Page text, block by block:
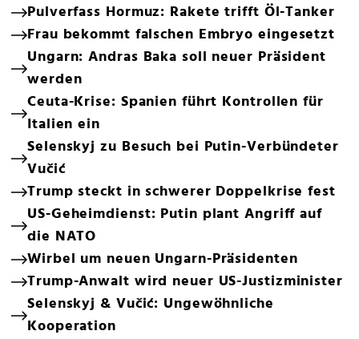
Pulverfass Hormuz: Rakete trifft Öl-Tanker
Frau bekommt falschen Embryo eingesetzt
Ungarn: Andras Baka soll neuer Präsident
werden
Ceuta-Krise: Spanien führt Kontrollen für
Italien ein
Selenskyj zu Besuch bei Putin-Verbündeter
Vučić
Trump steckt in schwerer Doppelkrise fest
US-Geheimdienst: Putin plant Angriff auf
die NATO
Wirbel um neuen Ungarn-Präsidenten
Trump-Anwalt wird neuer US-Justizminister
Selenskyj & Vučić: Ungewöhnliche
Kooperation